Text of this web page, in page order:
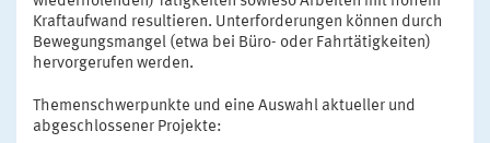
Kraftaufwand resultieren. Unterforderungen können durch
Bewegungsmangel (etwa bei Büro- oder Fahrtätigkeiten)
hervorgerufen werden.
Themenschwerpunkte und eine Auswahl aktueller und
abgeschlossener Projekte: